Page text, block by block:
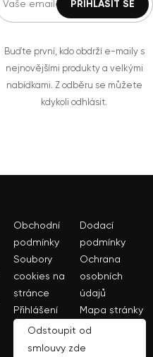
Buďte první, kdo obdrží e-maily s
nejnovějšími produkty a velkými
nabídkami. Z odběru se můžete
kdykoli odhlásit.
Obchodní
podmínky
Dodací
podmínky
Soubory
cookies na
stránce
Ochrana
osobních
údajů
Přihlášení
Mapa stránky
Odstoupit od
smlouvy zde